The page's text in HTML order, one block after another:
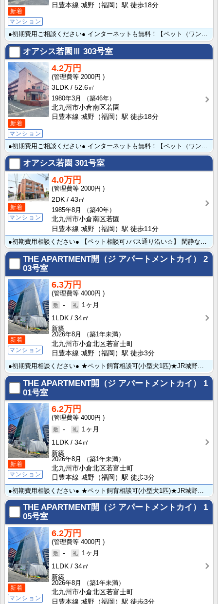
新着
マンション
日豊本線 城野（福岡）駅 徒歩18分
●初期費用ご相談ください● インターネットも無料！【ペット（ワンちゃん・ネコちゃん）相談出来ますよ】･･･
オアシス若園Ⅲ 303号室
新着
マンション
4.2万円
2000円
3LDK
52.6㎡
1980年3月
（築46年）
北九州市小倉南区若園
日豊本線 城野（福岡）駅 徒歩18分
オアシス若園 301号室
新着
マンション
4.0万円
2000円
2DK
43㎡
1985年8月
（築40年）
北九州市小倉南区若園
日豊本線 城野（福岡）駅 徒歩11分
THE APARTMENT開（ジ アパートメントカイ）
2
03号室
新着
マンション
6.3万円
4000円
-
1ヶ月
1LDK
34㎡
新築
2026年8月
（築1年未満）
北九州市小倉北区若富士町
日豊本線 城野（福岡）駅 徒歩3分
THE APARTMENT開（ジ アパートメントカイ）
1
01号室
新着
マンション
6.2万円
4000円
-
1ヶ月
1LDK
34㎡
新築
2026年8月
（築1年未満）
北九州市小倉北区若富士町
日豊本線 城野（福岡）駅 徒歩3分
THE APARTMENT開（ジ アパートメントカイ）
1
05号室
新着
マンション
6.2万円
4000円
-
1ヶ月
1LDK
34㎡
新築
2026年8月
（築1年未満）
北九州市小倉北区若富士町
日豊本線 城野（福岡）駅 徒歩3分